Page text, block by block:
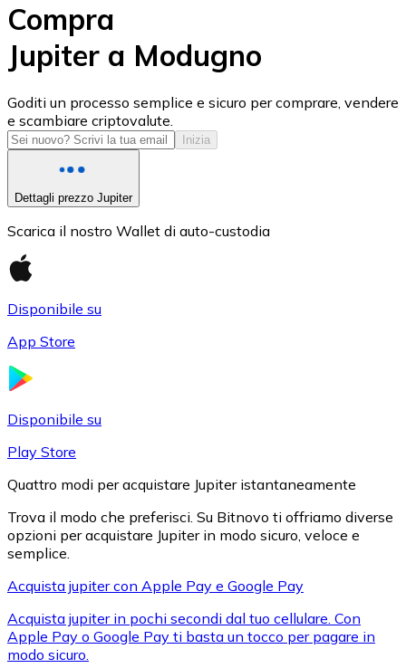
USD Coin
USDC
XRP
XRP
Compra
Jupiter a Modugno
Goditi un processo semplice e sicuro per comprare, vendere
e scambiare criptovalute.
Inizia
Dettagli prezzo Jupiter
Scarica il nostro Wallet di auto-custodia
Disponibile su
App Store
Disponibile su
Play Store
Quattro modi per acquistare Jupiter istantaneamente
Trova il modo che preferisci. Su Bitnovo ti offriamo diverse
opzioni per acquistare Jupiter in modo sicuro, veloce e
semplice.
Acquista jupiter con Apple Pay e Google Pay
Acquista jupiter in pochi secondi dal tuo cellulare. Con
Apple Pay o Google Pay ti basta un tocco per pagare in
modo sicuro.